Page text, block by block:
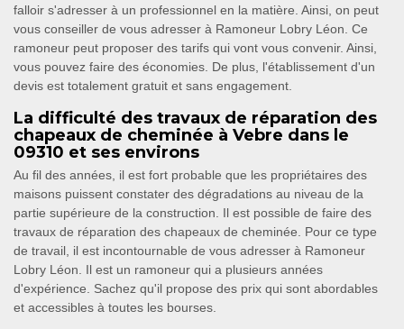
falloir s'adresser à un professionnel en la matière. Ainsi, on peut
vous conseiller de vous adresser à Ramoneur Lobry Léon. Ce
ramoneur peut proposer des tarifs qui vont vous convenir. Ainsi,
vous pouvez faire des économies. De plus, l'établissement d'un
devis est totalement gratuit et sans engagement.
La difficulté des travaux de réparation des
chapeaux de cheminée à Vebre dans le
09310 et ses environs
Au fil des années, il est fort probable que les propriétaires des
maisons puissent constater des dégradations au niveau de la
partie supérieure de la construction. Il est possible de faire des
travaux de réparation des chapeaux de cheminée. Pour ce type
de travail, il est incontournable de vous adresser à Ramoneur
Lobry Léon. Il est un ramoneur qui a plusieurs années
d'expérience. Sachez qu'il propose des prix qui sont abordables
et accessibles à toutes les bourses.